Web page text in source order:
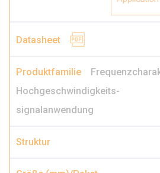
Hochgeschwindigkeits-
signalanwendung